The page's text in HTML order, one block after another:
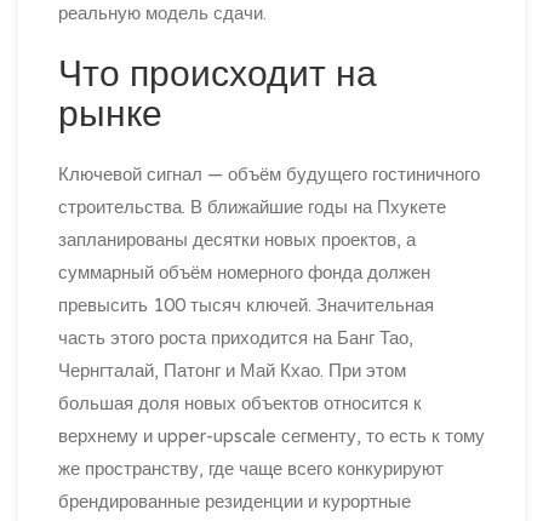
реальную модель сдачи.
Что происходит на
рынке
Ключевой сигнал — объём будущего гостиничного
строительства. В ближайшие годы на Пхукете
запланированы десятки новых проектов, а
суммарный объём номерного фонда должен
превысить 100 тысяч ключей. Значительная
часть этого роста приходится на Банг Тао,
Чернгталай, Патонг и Май Кхао. При этом
большая доля новых объектов относится к
верхнему и upper-upscale сегменту, то есть к тому
же пространству, где чаще всего конкурируют
брендированные резиденции и курортные